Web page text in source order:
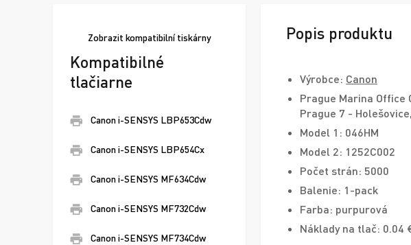
Zobrazit kompatibilní tiskárny
Kompatibilné
tlačiarne
Canon i-SENSYS LBP653Cdw
Canon i-SENSYS LBP654Cx
Canon i-SENSYS MF634Cdw
Canon i-SENSYS MF732Cdw
Canon i-SENSYS MF734Cdw
Popis produktu
Výrobce: Canon
Prague Marina Office
Prague 7 -
Model 1: 046HM
Model 2: 1252C002
Počet strán: 5000
Balenie: 1-pack
Farba: purpurová
Náklady na tlač: 0.04